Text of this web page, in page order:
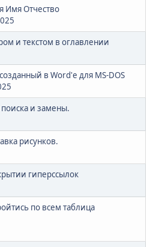
Имя Отчество
и текстом в оглавлении
в Word'е для MS-DOS
и замены.
рисунков.
гиперссылок
по всем таблица